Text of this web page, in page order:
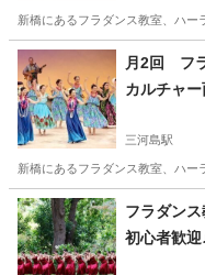
新橋にあるフラダンス教室、ハ
東京 新宿区 新宿駅
月2回 フ
カルチャ
三河島駅
新橋にあるフラダンス教室、ハ
東京 荒川区 三河島駅
フラダン
初心者歓迎